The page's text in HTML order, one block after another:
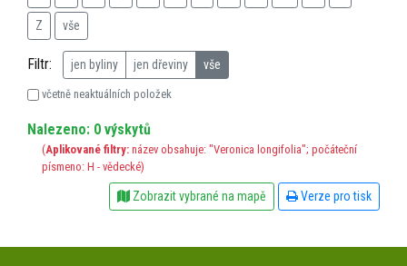
Z vše
Filtr: jen byliny jen dřeviny vše
včetně neaktuálních položek
Nalezeno: 0 výskytů
(Aplikované filtry: název obsahuje: "Veronica longifolia"; počáteční
písmeno: H - vědecké)
Zobrazit vybrané na mapě Verze pro tisk